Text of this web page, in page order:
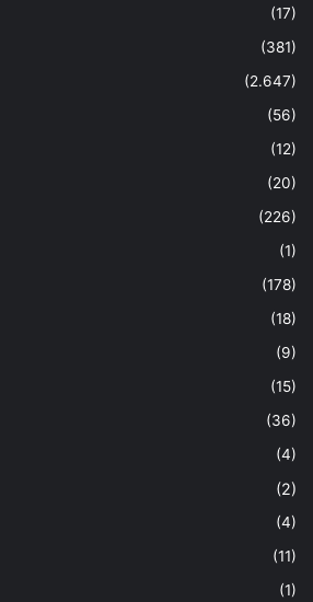
(17)
(381)
(2.647)
(56)
(12)
(20)
(226)
(1)
(178)
(18)
(9)
(15)
(36)
(4)
(2)
(4)
(11)
(1)